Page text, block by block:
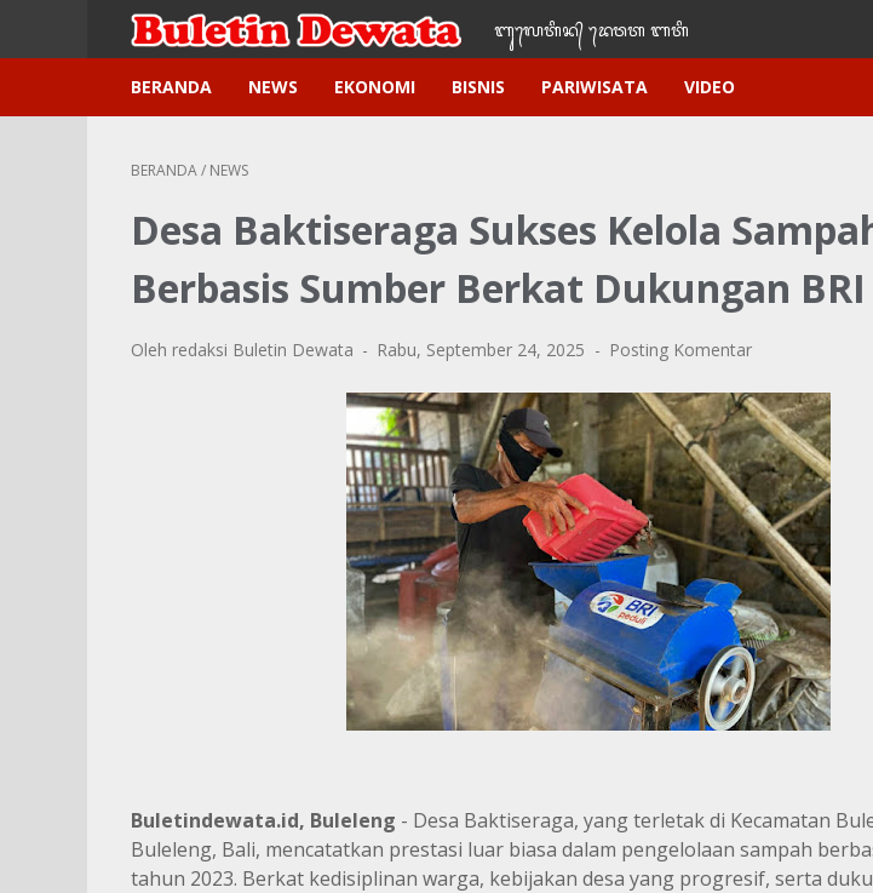
ᬩᬸ᭢ᬮᬢᬶᬦ᭄‌ ᭢ᬤᬯᬢ‌‌‌ ᬩᬢᬶ
BERANDA NEWS EKONOMI BISNIS PARIWISATA VIDEO
BERANDA/ NEWS
Desa Baktiseraga Sukses Kelola
Berbasis Sumber Berkat Dukungan
Oleh redaksi Buletin Dewata Rabu, September 24, 2025 Posting Komentar
Buletindewata.id, Buleleng - Desa Baktiseraga, yang terletak di Kecamatan
Buleleng, Bali, mencatatkan prestasi luar biasa dalam pengelolaan sampah
tahun 2023. Berkat kedisiplinan warga, kebijakan desa yang progresif, serta